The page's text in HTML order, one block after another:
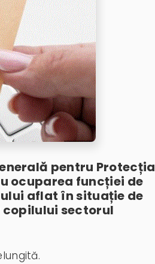
pentru Protecția
ocuparea funcției de
aflat în situație de
sectorul